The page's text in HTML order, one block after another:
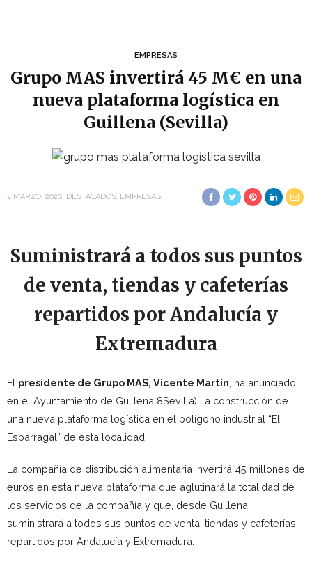
EMPRESAS
Grupo MAS invertirá 45 M€ en una
nueva plataforma logística en
Guillena (Sevilla)
4 MARZO, 2020 DESTACADOS EMPRESAS
Suministrará a todos sus puntos
de venta, tiendas y cafeterías
repartidos por Andalucía y
Extremadura
El presidente de Grupo MAS, Vicente Martín , ha anunciado,
en el Ayuntamiento de Guillena 8Sevilla), la construcción de
una nueva plataforma logística en el polígono industrial “El
Esparragal” de esta localidad.
La compañía de distribución alimentaria invertirá 45 millones de
euros en esta nueva plataforma que aglutinará la totalidad de
los servicios de la compañía y que, desde Guillena,
suministrará a todos sus puntos de venta, tiendas y cafeterías
repartidos por Andalucía y Extremadura.